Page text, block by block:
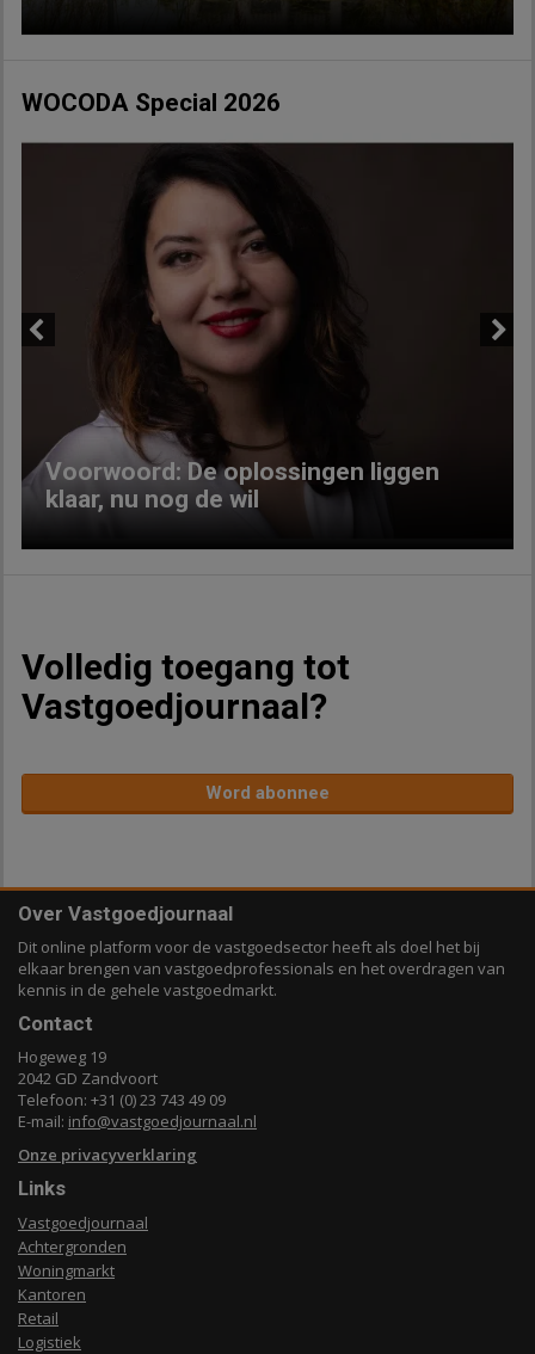
WOCODA Special 2026
Voorwoord: De oplossingen liggen
klaar, nu nog de wil
Volledig toegang tot
Vastgoedjournaal?
Word abonnee
Over Vastgoedjournaal
Dit online platform voor de vastgoedsector heeft als doel het bij
elkaar brengen van vastgoedprofessionals en het overdragen van
kennis in de gehele vastgoedmarkt.
Contact
Hogeweg 19
2042 GD Zandvoort
Telefoon: +31 (0) 23 743 49 09
E-mail: info@vastgoedjournaal.nl
Onze privacyverklaring
Links
Vastgoedjournaal
Achtergronden
Woningmarkt
Kantoren
Retail
Logistiek